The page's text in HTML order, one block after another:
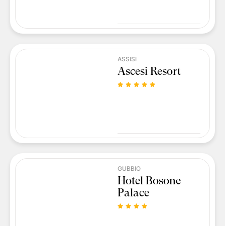
ASSISI
Ascesi Resort
GUBBIO
Hotel Bosone
Palace